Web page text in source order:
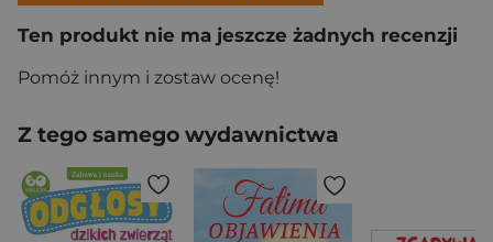
Ten produkt nie ma jeszcze żadnych recenzji
Pomóż innym i zostaw ocenę!
Z tego samego wydawnictwa